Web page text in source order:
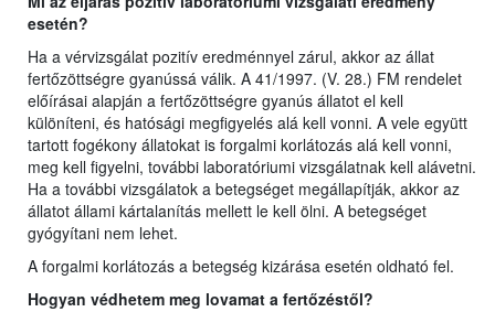
esetén?
Ha a vérvizsgálat pozitív eredménnyel zárul, akkor az állat
fertőzöttségre gyanússá válik. A 41/1997. (V. 28.) FM rendelet
előírásai alapján a fertőzöttségre gyanús állatot el kell
különíteni, és hatósági megfigyelés alá kell vonni. A vele együtt
tartott fogékony állatokat is forgalmi korlátozás alá kell vonni,
meg kell figyelni, további laboratóriumi vizsgálatnak kell alávetni.
Ha a további vizsgálatok a betegséget megállapítják, akkor az
állatot állami kártalanítás mellett le kell ölni. A betegséget
gyógyítani nem lehet.
A forgalmi korlátozás a betegség kizárása esetén oldható fel.
Hogyan védhetem meg lovamat a fertőzéstől?